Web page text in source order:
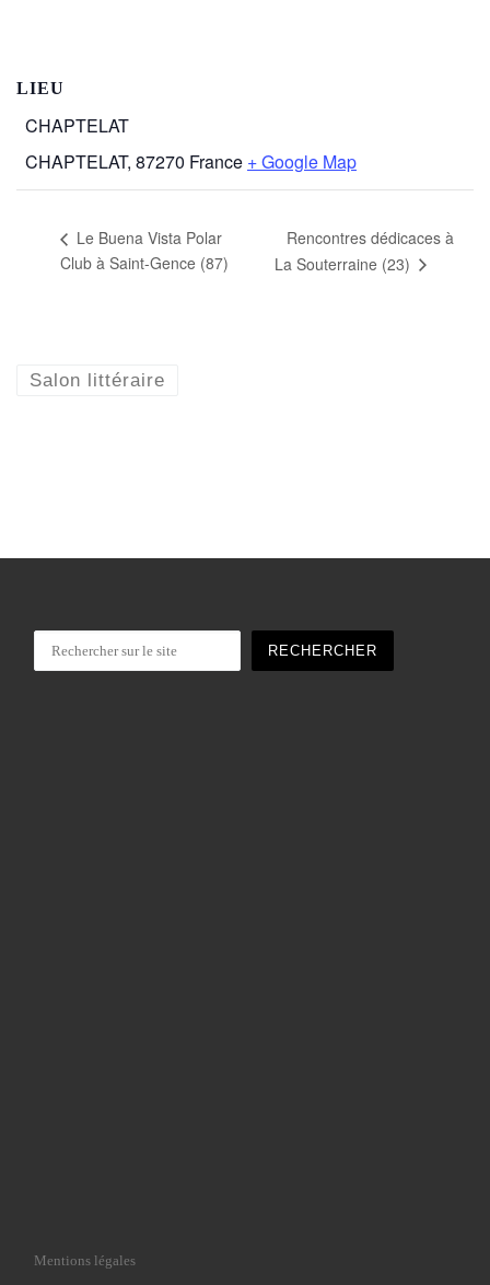
LIEU
CHAPTELAT
CHAPTELAT, 87270 France + Google Map
Le Buena Vista Polar
Club à Saint-Gence (87)
Rencontres dédicaces à
La Souterraine (23)
Salon littéraire
RECHERCHER
Mentions légales